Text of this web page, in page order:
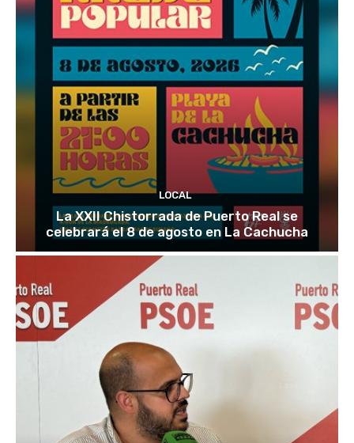
LOCAL
La XXII Chistorrada de Puerto Real se
celebrará el 8 de agosto en La Cachucha